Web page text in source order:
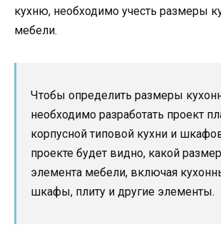
кухню, необходимо учесть размеры
мебели.
Чтобы определить размеры
необходимо разработать проект
корпусной типовой кухни и
проекте будет видно, какой
элемента мебели, включая
шкафы, плиту и другие элементы.